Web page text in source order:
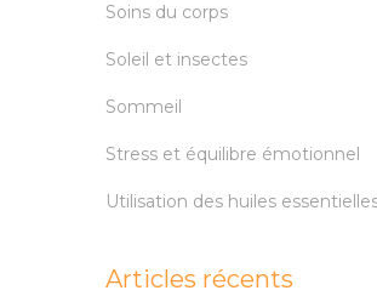
Soins du corps
Soleil et insectes
Sommeil
Stress et équilibre émotionnel
Utilisation des huiles
Articles récents